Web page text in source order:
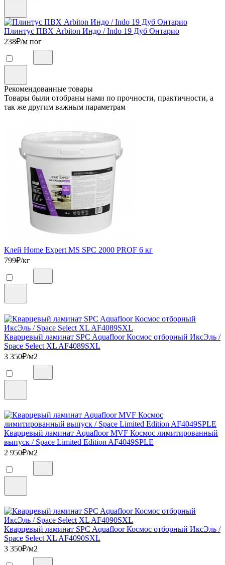
Плинтус ПВХ Arbiton Индо / Indo 19 Дуб Онтарио
238₽/м пог
Рекомендованные товары
Товары были отобраны нами по прочности, практичности, а
так же другим важным параметрам
Клей Home Expert MS SPC 2000 PROF 6 кг
799₽/кг
Кварцевый ламинат SPC Aquafloor Космос отборный ИксЭль /
Space Select XL AF4089SXL
3 350₽/м2
Кварцевый ламинат Aquafloor MVF Космос лимитированный
выпуск / Space Limited Edition AF4049SPLE
2 950₽/м2
Кварцевый ламинат SPC Aquafloor Космос отборный ИксЭль /
Space Select XL AF4090SXL
3 350₽/м2